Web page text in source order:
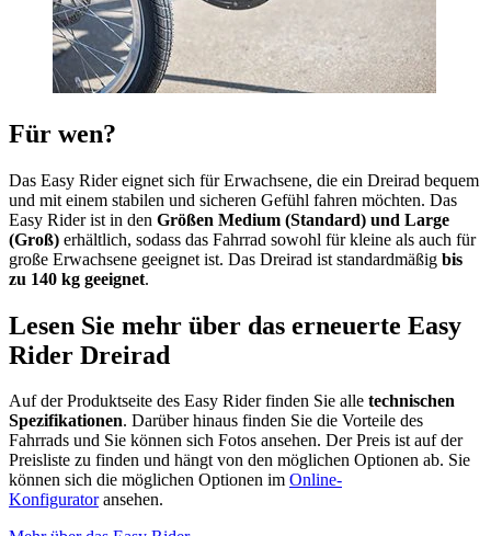
Für wen?
Das Easy Rider eignet sich für Erwachsene, die ein Dreirad bequem
und mit einem stabilen und sicheren Gefühl fahren möchten. Das
Easy Rider ist in den Größen Medium (Standard) und Large
(Groß) erhältlich, sodass das Fahrrad sowohl für kleine als auch für
große Erwachsene geeignet ist. Das Dreirad ist standardmäßig bis
zu 140 kg geeignet.
Lesen Sie mehr über das erneuerte Easy
Rider Dreirad
Auf der Produktseite des Easy Rider finden Sie alle technischen
Spezifikationen. Darüber hinaus finden Sie die Vorteile des
Fahrrads und Sie können sich Fotos ansehen. Der Preis ist auf der
Preisliste zu finden und hängt von den möglichen Optionen ab. Sie
können sich die möglichen Optionen im Online-
Konfiguratoransehen.